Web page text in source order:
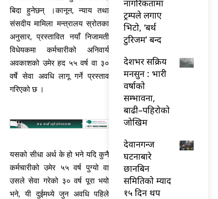
बिदा हुनेछन् ।कानून, न्याय तथा
संसदीय मामिला मन्त्रालय स्रोतका
अनुसार, प्रस्तावित नयाँ निजामती
विधेयकमा कर्मचारीको अनिवार्य
अवकाशको उमेर हद ५५ वर्ष वा ३०
वर्षे सेवा अवधि लागू गर्ने प्रस्ताव
गरिएको छ ।
यसको सीधा अर्थ के हो भने यदि कुनै
कर्मचारीको उमेर ५५ वर्ष पुग्यो वा
उसले सेवा गरेको ३० वर्ष पूरा भयो
भने, यी दुईमध्ये जुन अवधि पहिले
नागरिकतामा
ट्रम्पले लगाए
भिटो, ‘बर्थ
टुरिजम’ बन्द
देशभर सक्रिय
मनसुन : भारी
वर्षाको
सम्भावना,
बाढी–पहिरोको
जोखिम
देवानगन्ज
घटनाबारे
छानबिन
समितिको म्याद
१५ दिन थप